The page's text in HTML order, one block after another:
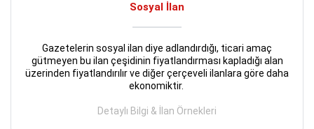
Sosyal İlan
Gazetelerin sosyal ilan diye adlandırdığı, ticari amaç
gütmeyen bu ilan çeşidinin fiyatlandırması kapladığı alan
üzerinden fiyatlandırılır ve diğer çerçeveli ilanlara göre daha
ekonomiktir.
Detaylı Bilgi & İlan Örnekleri